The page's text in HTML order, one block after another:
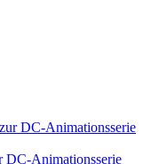
DC-Animationsserie